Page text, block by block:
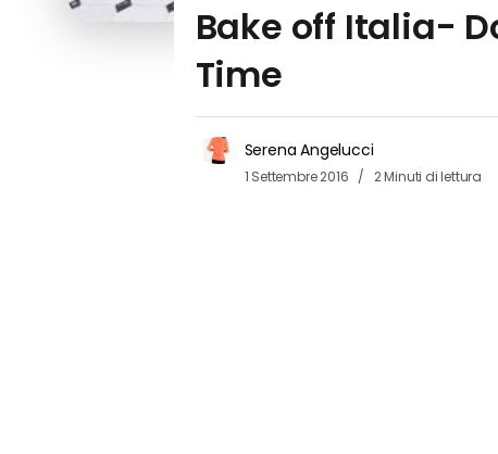
Bake off Italia-
Time
Serena Angelucci
1 Settembre 2016 2 Minuti di lettura